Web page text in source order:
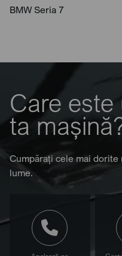
BMW Seria 7
Care
ta
Cumpărați cele mai
lume.